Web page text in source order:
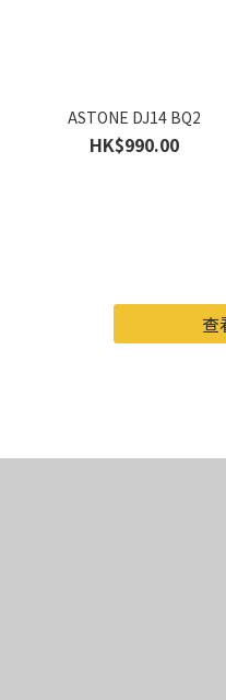
ASTONE DJ14 BQ2
HK$990.00
查